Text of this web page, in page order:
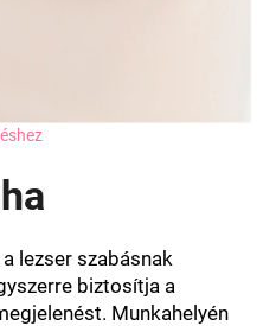
lezser szabásnak
biztosítja a
Munkahelyén